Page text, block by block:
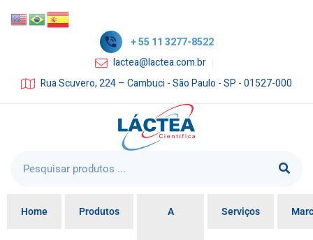
+ 55 11 3277-8522
lactea@lactea.com.br
Rua Scuvero, 224 – Cambuci - São Paulo - SP - 01527-000
Home Produtos A Serviços